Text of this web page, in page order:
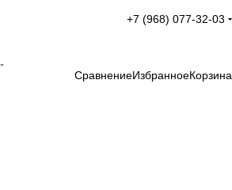
+7 (968) 077-32-03
СравнениеИзбранноеКорзина